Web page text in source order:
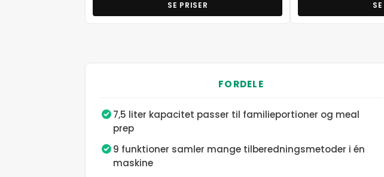
SE PRISER
FORDELE
7,5 liter kapacitet passer til familieportioner og meal
prep
9 funktioner samler mange tilberedningsmetoder i én
maskine